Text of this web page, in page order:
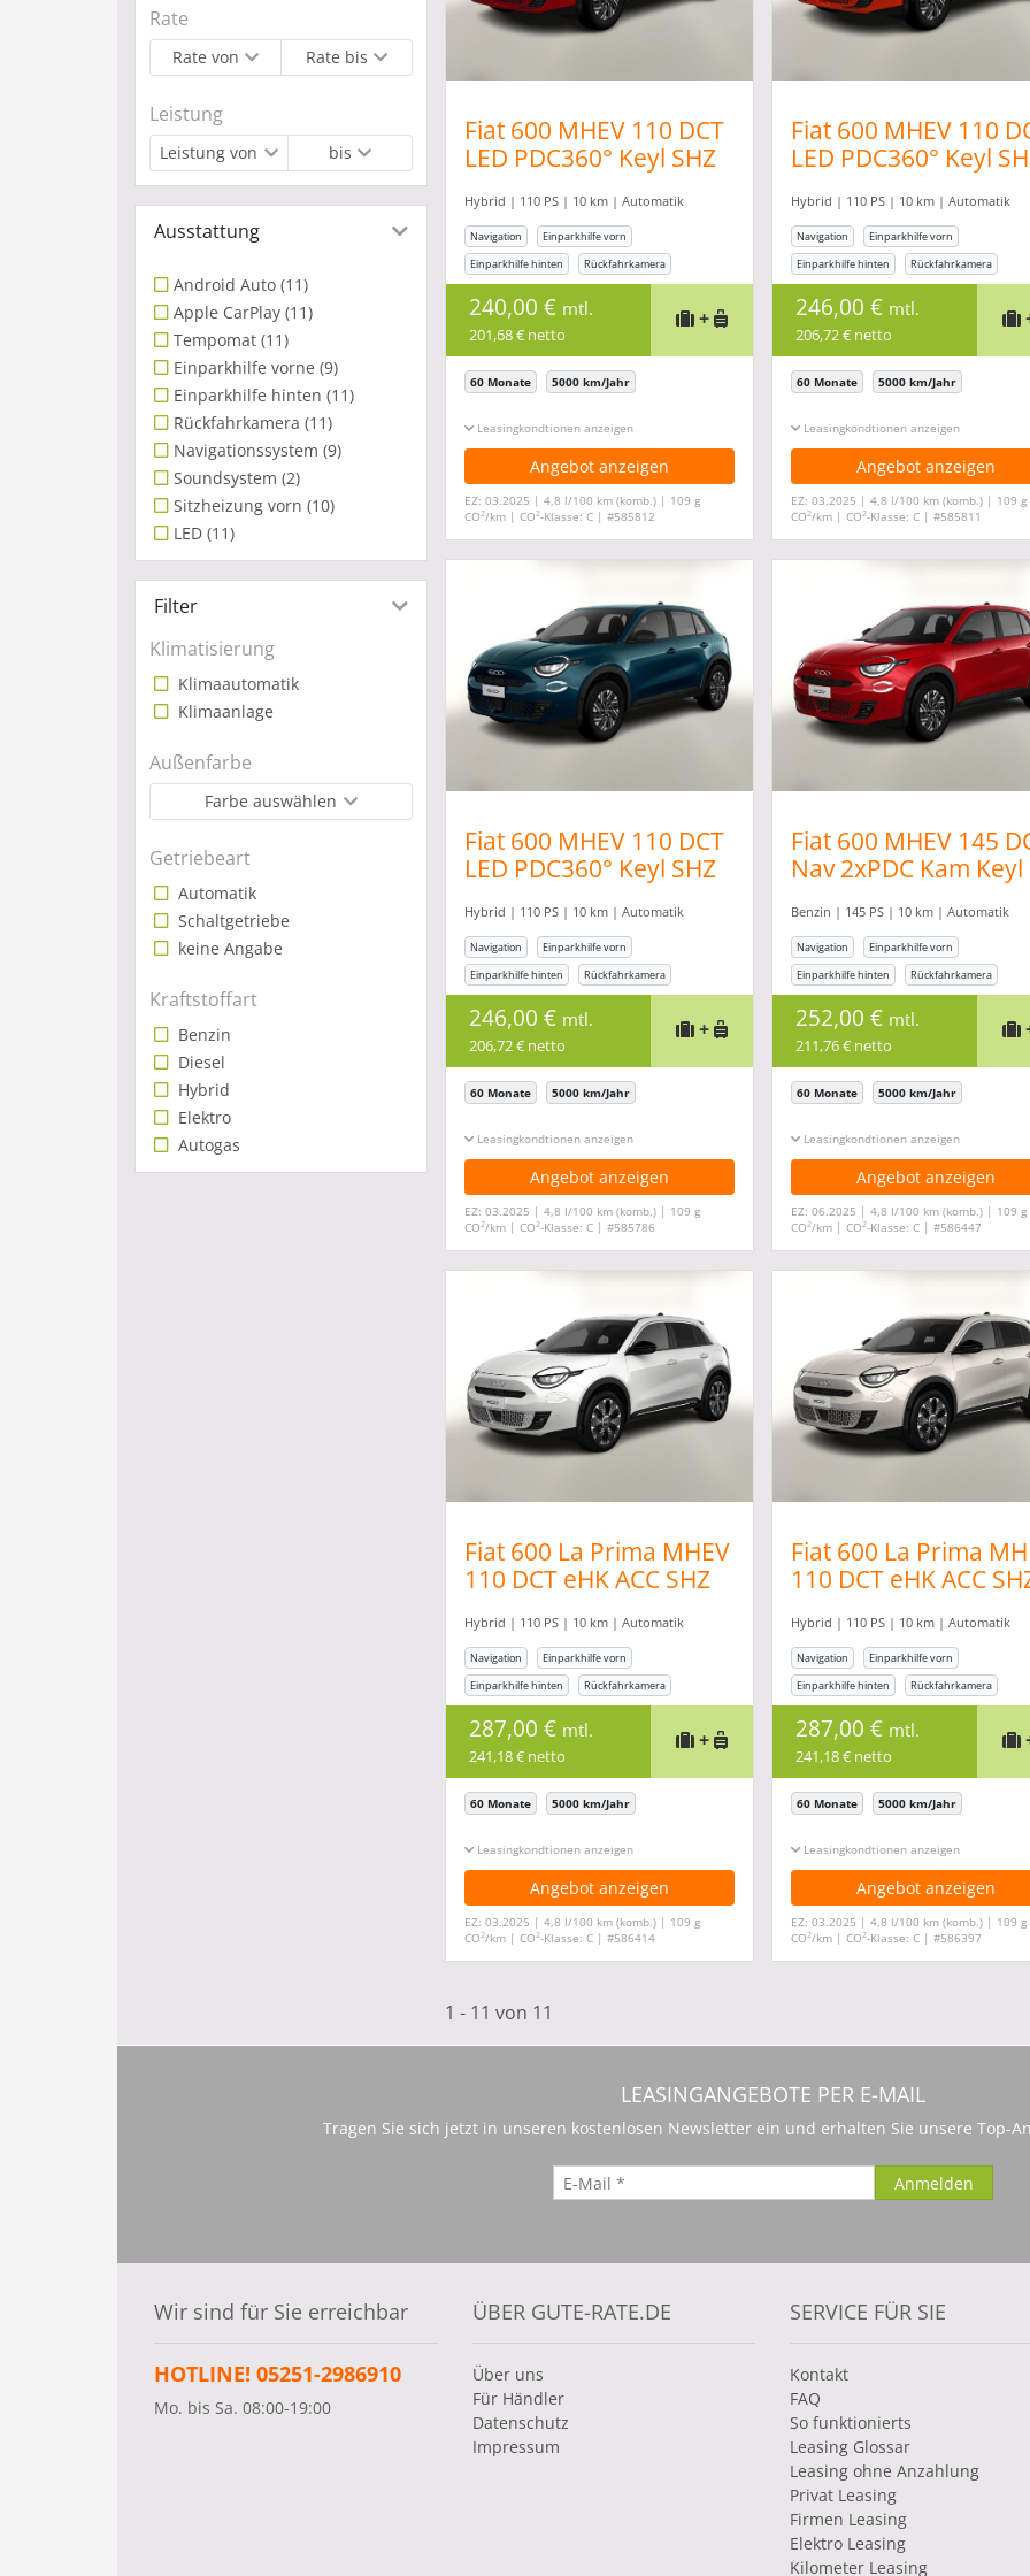
Rate
Rate von Rate bis
Leistung
Leistung von bis
Ausstattung
Android Auto (11)
Apple CarPlay (11)
Tempomat (11)
Einparkhilfe vorne (9)
Einparkhilfe hinten (11)
Rückfahrkamera (11)
Navigationssystem (9)
Soundsystem (2)
Sitzheizung vorn (10)
LED (11)
Filter
Klimatisierung
Klimaautomatik
Klimaanlage
Außenfarbe
Farbe auswählen
Getriebeart
Automatik
Schaltgetriebe
keine Angabe
Kraftstoffart
Benzin
Diesel
Hybrid
Elektro
Autogas
Fiat 600 MHEV 110 DCT
LED PDC360° Keyl SHZ
Hybrid | 110 PS | 10 km | Automatik
Navigation
Einparkhilfe vorn
Einparkhilfe hinten
Rückfahrkamera
240,00 € mtl.
201,68 € netto
+
60 Monate 5000 km/Jahr
Leasingkonditionen ein-/ausblenden
Angebot anzeigen
EZ: 03.2025 | 4,8 l/100 km (komb.) | 109 g
CO2/km | CO2-Klasse: C | #585812
Fiat 600 MHEV 110
LED PDC360° Keyl
Hybrid | 110 PS | 10 km | Automatik
Navigation
Einparkhilfe vorn
Einparkhilfe hinten
Rückfahrkamera
246,00 € mtl.
206,72 € netto
60 Monate 5000 km/Jahr
Leasingkonditionen ein-/ausblenden
Angebot anzeigen
EZ: 03.2025 | 4,8 l/100 km (komb.) | 109 g
CO2/km | CO2-Klasse: C | #585811
Fiat 600 MHEV 110 DCT
LED PDC360° Keyl SHZ
Hybrid | 110 PS | 10 km | Automatik
Navigation
Einparkhilfe vorn
Einparkhilfe hinten
Rückfahrkamera
246,00 € mtl.
206,72 € netto
+
60 Monate 5000 km/Jahr
Leasingkonditionen ein-/ausblenden
Angebot anzeigen
EZ: 03.2025 | 4,8 l/100 km (komb.) | 109 g
CO2/km | CO2-Klasse: C | #585786
Fiat 600 MHEV 145
Nav 2xPDC Kam Keyl
Benzin | 145 PS | 10 km | Automatik
Navigation
Einparkhilfe vorn
Einparkhilfe hinten
Rückfahrkamera
252,00 € mtl.
211,76 € netto
60 Monate 5000 km/Jahr
Leasingkonditionen ein-/ausblenden
Angebot anzeigen
EZ: 06.2025 | 4,8 l/100 km (komb.) | 109 g
CO2/km | CO2-Klasse: C | #586447
Fiat 600 La Prima MHEV
110 DCT eHK ACC SHZ
Hybrid | 110 PS | 10 km | Automatik
Navigation
Einparkhilfe vorn
Einparkhilfe hinten
Rückfahrkamera
287,00 € mtl.
241,18 € netto
+
60 Monate 5000 km/Jahr
Leasingkonditionen ein-/ausblenden
Angebot anzeigen
EZ: 03.2025 | 4,8 l/100 km (komb.) | 109 g
CO2/km | CO2-Klasse: C | #586414
Fiat 600 La Prima
110 DCT eHK ACC
Hybrid | 110 PS | 10 km | Automatik
Navigation
Einparkhilfe vorn
Einparkhilfe hinten
Rückfahrkamera
287,00 € mtl.
241,18 € netto
60 Monate 5000 km/Jahr
Leasingkonditionen ein-/ausblenden
Angebot anzeigen
EZ: 03.2025 | 4,8 l/100 km (komb.) | 109 g
CO2/km | CO2-Klasse: C | #586397
1 - 11 von 11
LEASINGANGEBOTE PER E-MAIL
Tragen Sie sich jetzt in unseren kostenlosen Newsletter ein und erhalten Sie unsere Top-
Wir sind für Sie erreichbar
HOTLINE! 05251-2986910
Mo. bis Sa. 08:00-19:00
ÜBER GUTE-RATE.DE
Über uns
Für Händler
Datenschutz
Impressum
SERVICE FÜR SIE
Kontakt
FAQ
So funktionierts
Leasing Glossar
Leasing ohne Anzahlung
Privat Leasing
Firmen Leasing
Elektro Leasing
Kilometer Leasing